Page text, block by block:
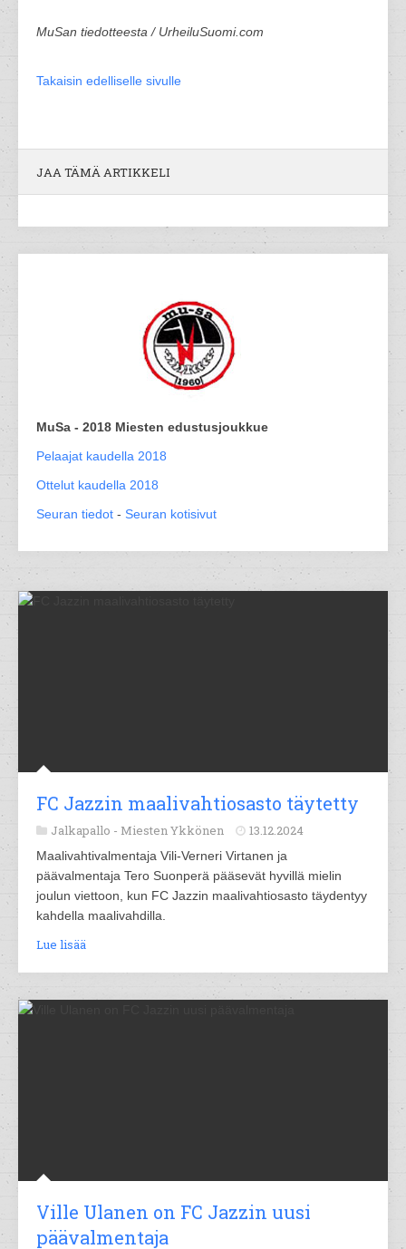
MuSan tiedotteesta / UrheiluSuomi.com
Takaisin edelliselle sivulle
JAA TÄMÄ ARTIKKELI
MuSa - 2018 Miesten edustusjoukkue
Pelaajat kaudella 2018
Ottelut kaudella 2018
Seuran tiedot - Seuran kotisivut
FC Jazzin maalivahtiosasto täytetty
Jalkapallo - Miesten Ykkönen 13.12.2024
Maalivahtivalmentaja Vili-Verneri Virtanen ja
päävalmentaja Tero Suonperä pääsevät hyvillä mielin
joulun viettoon, kun FC Jazzin maalivahtiosasto täydentyy
kahdella maalivahdilla.
Lue lisää
Ville Ulanen on FC Jazzin uusi
päävalmentaja